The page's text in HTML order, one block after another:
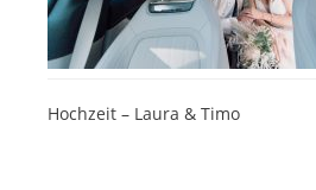
Hochzeit – Laura & Timo